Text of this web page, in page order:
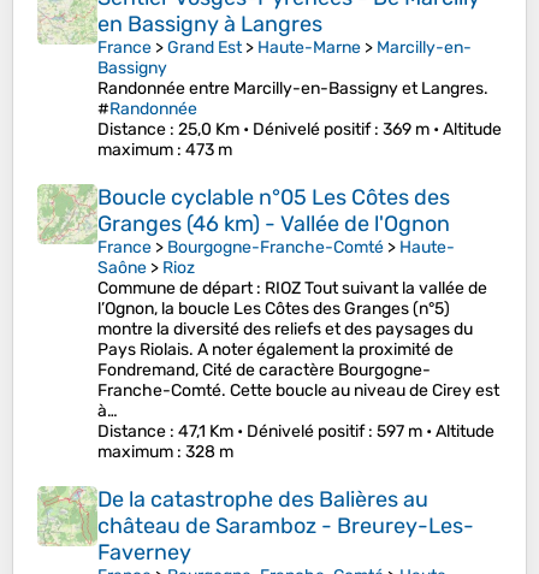
en Bassigny à Langres
France >Grand Est> Haute-Marne > Marcilly-en-
Bassigny
Randonnée entre Marcilly-en-Bassigny et Langres.
#Randonnée
Distance : 25,0 Km • Dénivelé positif: 369 m •Altitude
maximum : 473 m
Boucle cyclable n°05 Les Côtes des
Granges (46 km) - Vallée de l'Ognon
France > Bourgogne-Franche-Comté > Haute-
Saône > Rioz
Commune de départ : RIOZ Tout suivant la vallée de
l’Ognon, la boucle Les Côtes des Granges (n°5)
montre la diversité des reliefs et des paysages du
Pays Riolais. A noter également la proximité de
Fondremand, Cité de caractère Bourgogne-
Franche-Comté. Cette boucle au niveau de Cirey est
à…
Distance : 47,1 Km • Dénivelé positif: 597 m •Altitude
maximum : 328 m
De la catastrophe des Balières au
château de Saramboz - Breurey-Les-
Faverney